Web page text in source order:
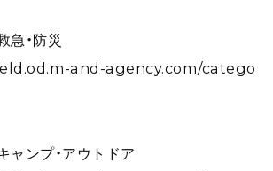
急・防災
and-agency.com/catego
ャンプ・アウトドア